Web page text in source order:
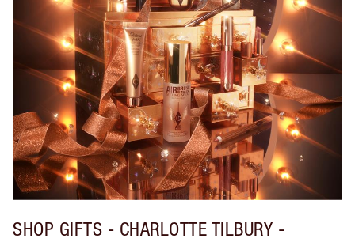
SHOP GIFTS - CHARLOTTE TILBURY -